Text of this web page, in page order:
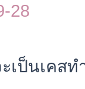
28
เป็นเคส